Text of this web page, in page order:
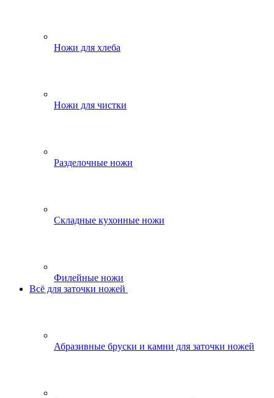
Ножи для хлеба
Ножи для чистки
Разделочные ножи
Складные кухонные ножи
Филейные ножи
Всё для заточки ножей
Абразивные бруски и камни для заточки ножей